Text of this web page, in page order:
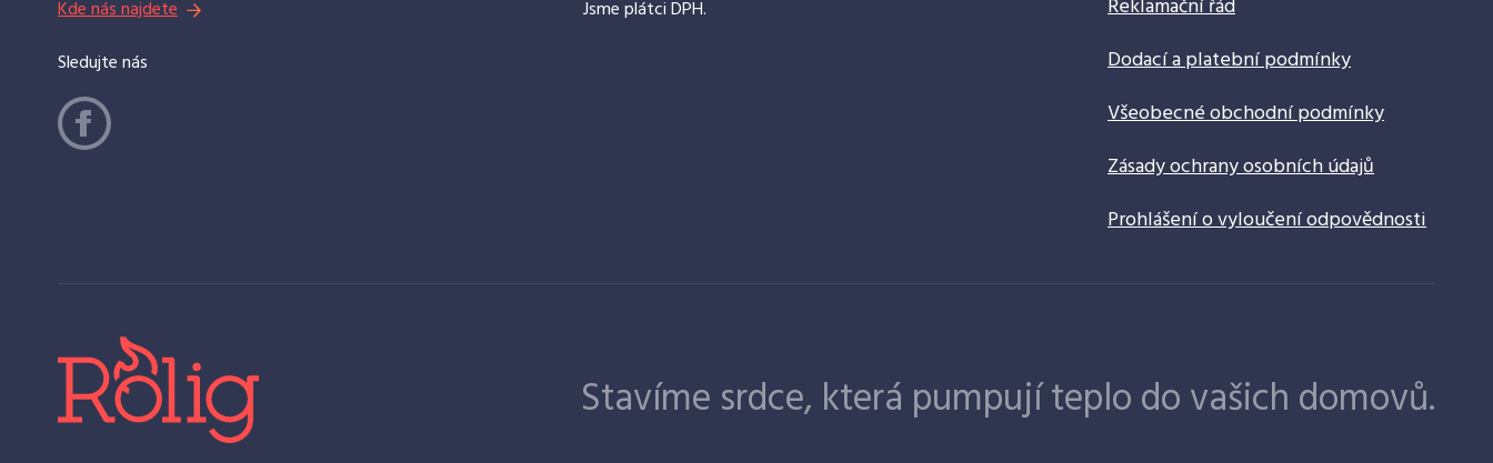
Kde nás najdete
Sledujte nás
Jsme plátci DPH.
Reklamační řád
Dodací a platební podmínky
Všeobecné obchodní podmínky
Zásady ochrany osobních údajů
Prohlášení o vyloučení odpovědnosti
Stavíme srdce, která pumpují teplo do vašich domovů.